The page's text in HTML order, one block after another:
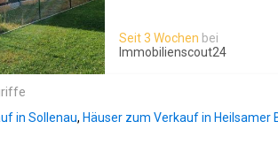
durchdachter
Terrasse mit direktem
und das zu einem
großzügigen Wohnfläche
Die durchdachte
Seit 3 Wochen bei
Immobilienscout24
in Sollenau, Häuser zum Verkauf in Heilsamer